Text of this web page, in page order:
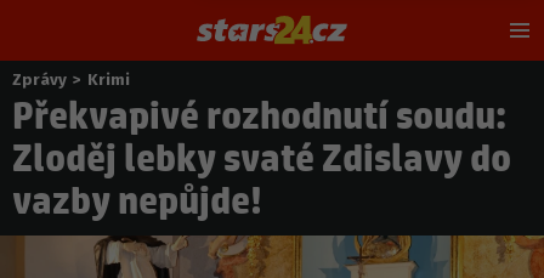
Nacházíte
se
zde:
Zprávy > Krimi
Překvapivé rozhodnutí soudu:
Zloděj lebky svaté Zdislavy do
vazby nepůjde!